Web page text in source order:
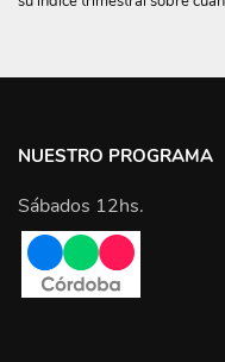
NUESTRO PROGRAMA
Sábados 12hs.